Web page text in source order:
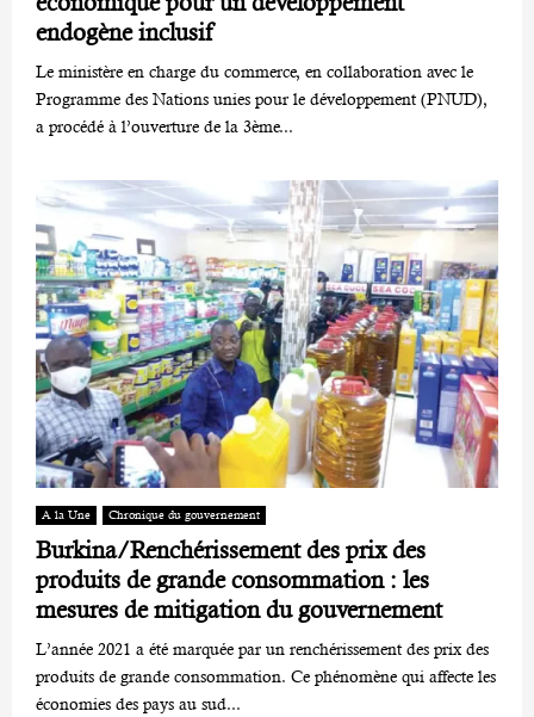
endogène inclusif
Le ministère en charge du commerce, en collaboration avec le
Programme des Nations unies pour le développement (PNUD),
a procédé à l’ouverture de la 3ème...
A la Une Chronique du gouvernement
Burkina/Renchérissement des prix des
produits de grande consommation : les
mesures de mitigation du gouvernement
L’année 2021 a été marquée par un renchérissement des prix des
produits de grande consommation. Ce phénomène qui affecte les
économies des pays au sud...